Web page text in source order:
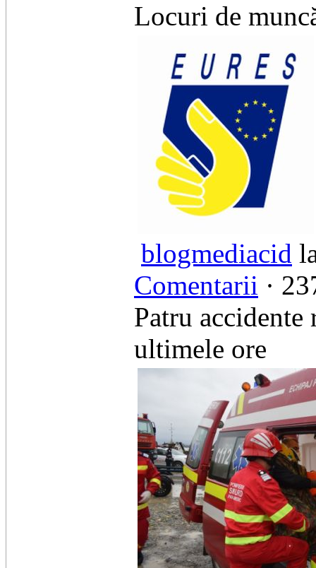
Locuri de
blogmediacid
Comentarii ·
Patru
ultimele ore